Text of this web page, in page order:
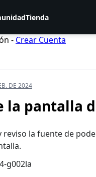
Tienda
- Crear Cuenta
DE 2024
la pantalla
reviso la fuente de
g002la